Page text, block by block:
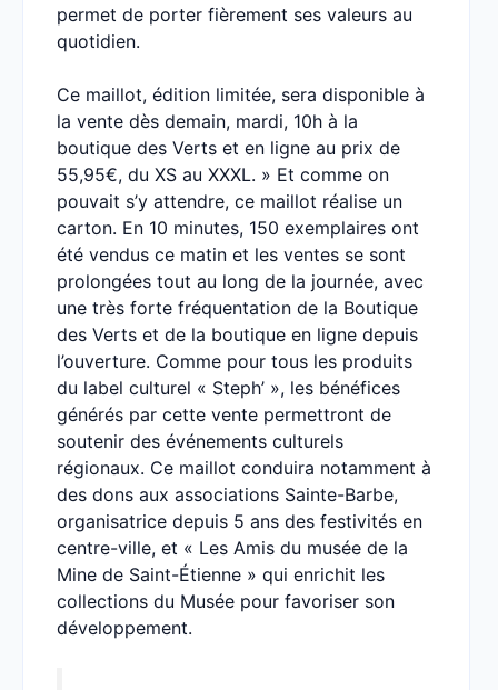
permet de porter fièrement ses valeurs au
quotidien.
Ce maillot, édition limitée, sera disponible à
la vente dès demain, mardi, 10h à la
boutique des Verts et en ligne au prix de
55,95€, du XS au XXXL. » Et comme on
pouvait s’y attendre, ce maillot réalise un
carton. En 10 minutes, 150 exemplaires ont
été vendus ce matin et les ventes se sont
prolongées tout au long de la journée, avec
une très forte fréquentation de la Boutique
des Verts et de la boutique en ligne depuis
l’ouverture. Comme pour tous les produits
du label culturel « Steph’ », les bénéfices
générés par cette vente permettront de
soutenir des événements culturels
régionaux. Ce maillot conduira notamment à
des dons aux associations Sainte-Barbe,
organisatrice depuis 5 ans des festivités en
centre-ville, et « Les Amis du musée de la
Mine de Saint-Étienne » qui enrichit les
collections du Musée pour favoriser son
développement.